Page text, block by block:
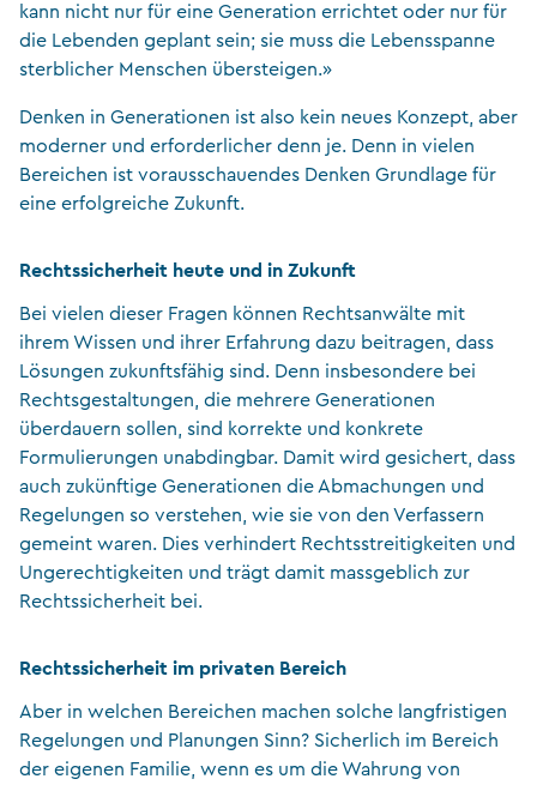
kann nicht nur für eine Generation errichtet oder nur für
die Lebenden geplant sein; sie muss die Lebensspanne
sterblicher Menschen übersteigen.»
Denken in Generationen ist also kein neues Konzept, aber
moderner und erforderlicher denn je. Denn in vielen
Bereichen ist vorausschauendes Denken Grundlage für
eine erfolgreiche Zukunft.
Rechtssicherheit heute und in Zukunft
Bei vielen dieser Fragen können Rechtsanwälte mit
ihrem Wissen und ihrer Erfahrung dazu beitragen, dass
Lösungen zukunftsfähig sind. Denn insbesondere bei
Rechtsgestaltungen, die mehrere Generationen
überdauern sollen, sind korrekte und konkrete
Formulierungen unabdingbar. Damit wird gesichert, dass
auch zukünftige Generationen die Abmachungen und
Regelungen so verstehen, wie sie von den Verfassern
gemeint waren. Dies verhindert Rechtsstreitigkeiten und
Ungerechtigkeiten und trägt damit massgeblich zur
Rechtssicherheit bei.
Rechtssicherheit im privaten Bereich
Aber in welchen Bereichen machen solche langfristigen
Regelungen und Planungen Sinn? Sicherlich im Bereich
der eigenen Familie, wenn es um die Wahrung von